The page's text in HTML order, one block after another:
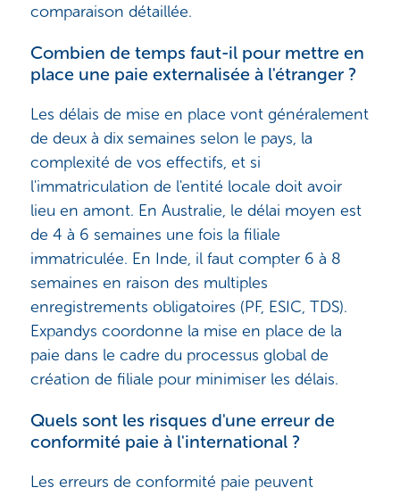
comparaison détaillée.
Combien de temps faut-il pour mettre en
place une paie externalisée à l'étranger ?
Les délais de mise en place vont généralement
de deux à dix semaines selon le pays, la
complexité de vos effectifs, et si
l'immatriculation de l'entité locale doit avoir
lieu en amont. En Australie, le délai moyen est
de 4 à 6 semaines une fois la filiale
immatriculée. En Inde, il faut compter 6 à 8
semaines en raison des multiples
enregistrements obligatoires (PF, ESIC, TDS).
Expandys coordonne la mise en place de la
paie dans le cadre du processus global de
création de filiale pour minimiser les délais.
Quels sont les risques d'une erreur de
conformité paie à l'international ?
Les erreurs de conformité paie peuvent